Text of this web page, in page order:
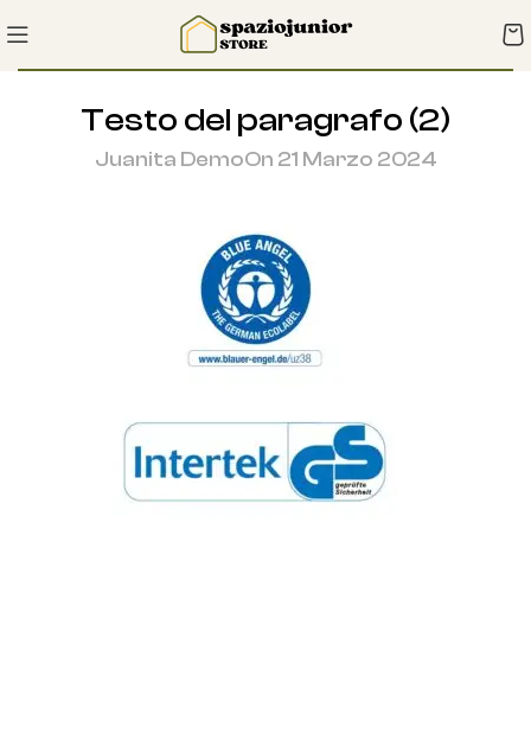
Testo del paragrafo (2)
Juanita DemoOn 21 Marzo 2024